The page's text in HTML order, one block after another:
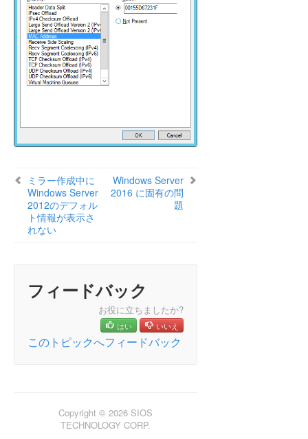
以前のインストールパスを確認できない
ユーザインターフェース – ミラーを作成できな
い
ユーザインターフェース – ミラーの片側しか表
示されない
Windows Server 2012 に固有の問題
Windows Server 2012 iSCSI Target の役割
はダイナミックディスクをサポートしてい
ォルト情報が表示されない
Windows Server 2012 NIC チーミングの問
ミラー作成中に
Windows Server
2012のデフォル
ト情報が表示さ
れない
Windows Server
2016 に固有の問
題
フィードバック
お役に立ちましたか?
はい いいえ
このトピックへフィードバック
Copyright © 2026 SIOS
TECHNOLOGY CORP.